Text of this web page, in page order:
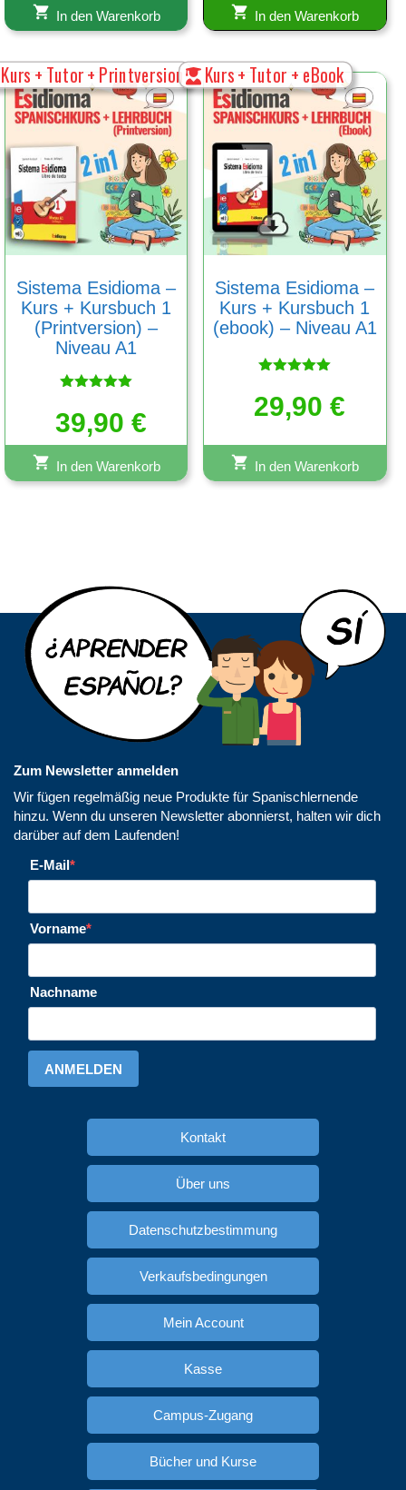
In den Warenkorb In den Warenkorb
+ Tutor + Printversion
Sistema Esidioma –
Kurs + Kursbuch 1
(Printversion) –
Niveau A1
mit
5.00
von 5
39,90 €
In den Warenkorb
Kurs + Tutor + eBook
Sistema Esidioma –
Kurs + Kursbuch 1
(ebook) – Niveau A1
mit
5.00
von 5
29,90 €
In den Warenkorb
Zum Newsletter anmelden
Wir fügen regelmäßig neue Produkte für Spanischlernende
hinzu. Wenn du unseren Newsletter abonnierst, halten wir dich
darüber auf dem Laufenden!
E-Mail
Vorname
Nachname
ANMELDEN
Kontakt
Über uns
Datenschutzbestimmung
Verkaufsbedingungen
Mein Account
Kasse
Campus-Zugang
Bücher und Kurse